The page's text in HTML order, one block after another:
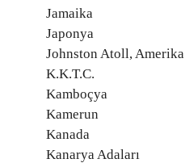
Jamaika
Japonya
Johnston Atoll, Amerika
K.K.T.C.
Kamboçya
Kamerun
Kanada
Kanarya Adaları